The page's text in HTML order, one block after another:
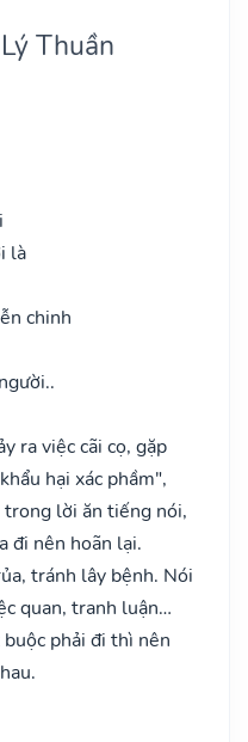
Thuần
là
chinh
ra việc cãi cọ, gặp
hại xác phầm",
trong lời ăn tiếng nói,
đi nên hoãn lại.
tránh lây bệnh. Nói
quan, tranh luận…
phải đi thì nên